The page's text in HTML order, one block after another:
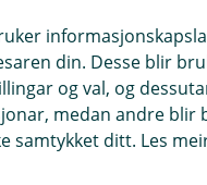
det butikken eller
for deg. Vel du
som regel betre
Sverige eller
din. Desse blir
og val, og
medan andre blir
samtykket ditt. Les